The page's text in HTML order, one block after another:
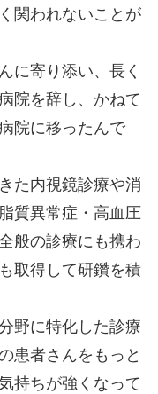
関われないことが
に寄り添い、長く
院を辞し、かねて
院に移ったんで
た内視鏡診療や消
質異常症・高血圧
般の診療にも携わ
取得して研鑽を積
野に特化した診療
患者さんをもっと
持ちが強くなって